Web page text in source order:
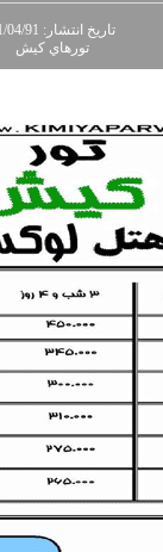
تاريخ انتشار: 21/04/91
تورهاي کيش